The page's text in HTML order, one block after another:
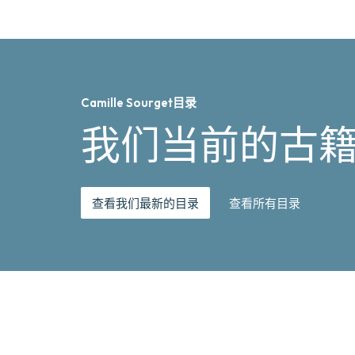
Camille Sourget目录
我们当前的古
查看我们最新的目录 查看所有目录